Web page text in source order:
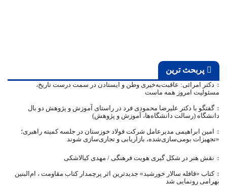
پربحث ترین
دکتر امرائی: عاقبت‌به‌خیری وطن و ایستادن در سمت درست تاریخ،
مسئولیت امروز همه ماست
گفتگو با دکتر علیرضا محمودی فرد در راستای آموزش و پژوهش دو بال
دانشگاه (رسالت دانشگاه‌ها، آموزش و پژوهش)
امین ابراهیمی مدیرعامل شرکت فولاد خوزستان در جلسه کمیته راهبری؛
«تجهیزات بومی‌سازی‌شده، بازاریابی و تجاری‌سازی شوند
نقش هنر در شکل گیری هویت فرهنگی / مهدی کیالاشکی
کتاب «قافله‌ سالار خورشید» جدیدترین اثر پرچمدار کتاب مقاومت ، ام‌البنین
بهرامی رونمایی شد